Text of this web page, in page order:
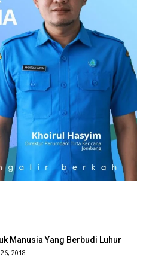
Manusia Yang Berbudi Luhur
2018